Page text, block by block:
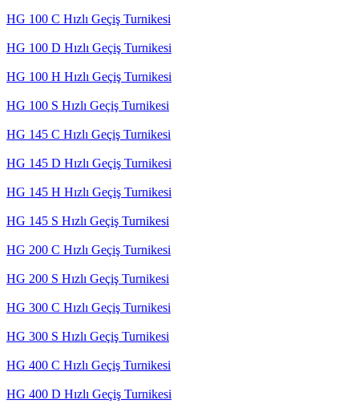
HG 100 C Hızlı Geçiş Turnikesi
HG 100 D Hızlı Geçiş Turnikesi
HG 100 H Hızlı Geçiş Turnikesi
HG 100 S Hızlı Geçiş Turnikesi
HG 145 C Hızlı Geçiş Turnikesi
HG 145 D Hızlı Geçiş Turnikesi
HG 145 H Hızlı Geçiş Turnikesi
HG 145 S Hızlı Geçiş Turnikesi
HG 200 C Hızlı Geçiş Turnikesi
HG 200 S Hızlı Geçiş Turnikesi
HG 300 C Hızlı Geçiş Turnikesi
HG 300 S Hızlı Geçiş Turnikesi
HG 400 C Hızlı Geçiş Turnikesi
HG 400 D Hızlı Geçiş Turnikesi